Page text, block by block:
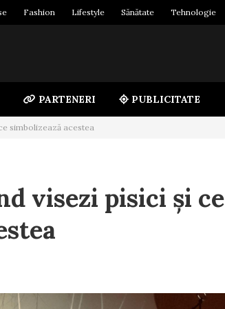
Fashion Lifestyle Sănătate Tehnologie
PARTENERI PUBLICITATE
simbolizează acestea
visezi pisici și ce